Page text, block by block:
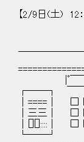
【2/9日(土) 12
|ﾟ￣￣￣
┌──┐ ￣
│====│ □
│三三│